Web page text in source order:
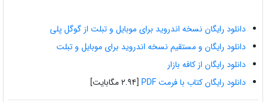
دانلود رایگان نسخه اندروید برای موبایل و تبلت از گوگل پلی
دانلود رایگان و مستقیم نسخه اندروید برای موبایل و تبلت
دانلود رایگان از کافه بازار
دانلود رایگان کتاب با فرمت PDF
[۲.۹۴ مگابایت]